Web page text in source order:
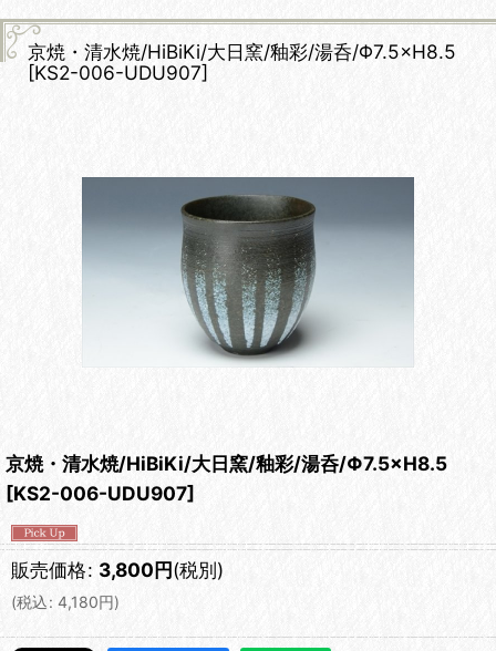
京焼・清水焼/HiBiKi/大日窯/釉彩/湯呑/Φ7.5×H8.5
[KS2-006-UDU907]
京焼・清水焼/HiBiKi/大日窯/釉彩/湯呑/Φ7.5×H8.5
[KS2-006-UDU907]
販売価格: 3,800円(税別)
(税込: 4,180円)